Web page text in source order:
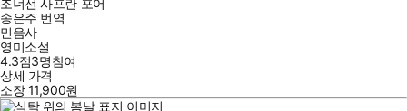
조너선 사프란 포어
송은주 번역
민음사
영미소설
4.3점3명참여
상세 가격
소장11,900원